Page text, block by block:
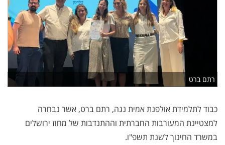
רתם ברט
כבוד לתלמידת אולפנת אמית נגה, רתם ברט, אשר נבחרה
למצטיינת המעורבות החברתית וההתנדבות של מחוז ירושלים
במשרד החינוך לשנת תשפ"ו.